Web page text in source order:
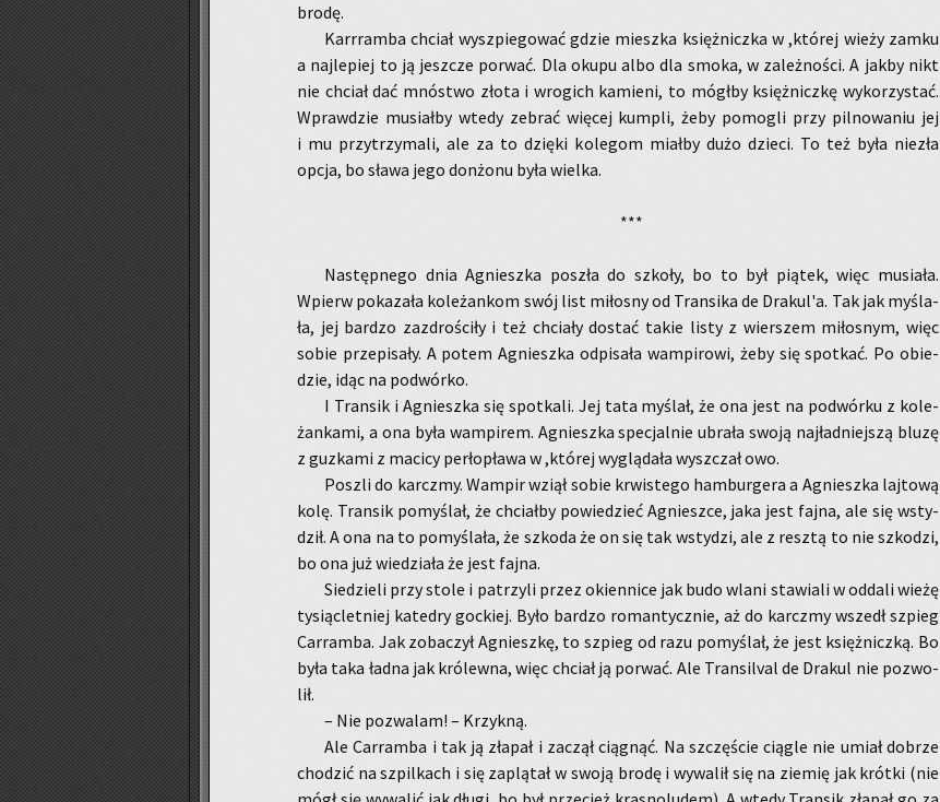
brodę.
Karr­ram­ba chciał wy­szpie­go­wać gdzie miesz­ka księż­nicz­ka w ,któ­rej wieży zamku
a naj­le­piej to ją jesz­cze po­rwać. Dla okupu albo dla smoka, w za­leż­no­ści. A jakby nikt
nie chciał dać mnó­stwo złota i wro­gich ka­mie­ni, to mógł­by księż­nicz­kę wy­ko­rzy­stać.
Wpraw­dzie mu­siał­by wtedy ze­brać wię­cej kum­pli, żeby po­mo­gli przy pil­no­wa­niu jej
i mu przy­trzy­ma­li, ale za to dzię­ki ko­le­gom miał­by dużo dzie­ci. To też była nie­zła
opcja, bo sława jego don­żo­nu była wiel­ka.
***
Na­stęp­ne­go dnia Agniesz­ka po­szła do szko­ły, bo to był pią­tek, więc mu­sia­ła.
Wpierw po­ka­za­ła ko­le­żan­kom swój list mi­ło­sny od Trans­i­ka de Dra­kul'a. Tak jak my­śla­
ła, jej bar­dzo za­zdro­ści­ły i też chcia­ły do­stać takie listy z wier­szem mi­ło­snym, więc
sobie prze­pi­sa­ły. A potem Agniesz­ka od­pi­sa­ła wam­pi­ro­wi, żeby się spo­tkać. Po obie­
dzie, idąc na po­dwór­ko.
I Trans­ik i Agniesz­ka się spo­tka­li. Jej tata my­ślał, że ona jest na po­dwór­ku z ko­le­
żan­ka­mi, a ona była wam­pi­rem. Agniesz­ka spe­cjal­nie ubra­ła swoją naj­ład­niej­szą bluzę
z guz­ka­mi z ma­ci­cy per­ło­pła­wa w ,któ­rej wy­glą­da­ła wy­szczał owo.
Po­szli do karcz­my. Wam­pir wziął sobie krwi­ste­go ham­bur­ge­ra a Agniesz­ka laj­to­wą
kolę. Trans­ik po­my­ślał, że chciał­by po­wie­dzieć Agniesz­ce, jaka jest fajna, ale się wsty­
dził. A ona na to po­my­śla­ła, że szko­da że on się tak wsty­dzi, ale z resz­tą to nie szko­dzi,
bo ona już wie­dzia­ła że jest fajna.
Sie­dzie­li przy stole i pa­trzy­li przez okien­ni­ce jak budo wlani sta­wia­li w od­da­li wieżę
ty­siąc­let­niej ka­te­dry goc­kiej. Było bar­dzo ro­man­tycz­nie, aż do karcz­my wszedł szpieg
Car­ram­ba. Jak zo­ba­czył Agniesz­kę, to szpieg od razu po­my­ślał, że jest księż­nicz­ką. Bo
była taka ładna jak kró­lew­na, więc chciał ją po­rwać. Ale Trans­i­lval de Dra­kul nie po­zwo­
lił.
– Nie po­zwa­lam! – Krzyk­ną.
Ale Car­ram­ba i tak ją zła­pał i za­czął cią­gnąć. Na szczę­ście cią­gle nie umiał do­brze
cho­dzić na szpil­kach i się za­plą­tał w swoją brodę i wy­wa­lił się na zie­mię jak krót­ki (nie